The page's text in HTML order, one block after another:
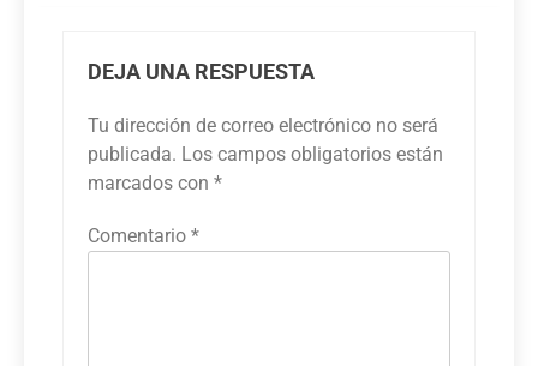
DEJA UNA RESPUESTA
Tu dirección de correo electrónico no será
publicada. Los campos obligatorios están
marcados con *
Comentario *